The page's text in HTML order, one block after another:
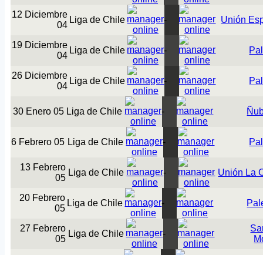
12 Diciembre
04
Liga de Chile - Unión
19 Diciembre
04
Liga de Chile -
26 Diciembre
04
Liga de Chile -
30 Enero 05 Liga de Chile -
6 Febrero 05 Liga de Chile -
13 Febrero
05
Liga de Chile - Unión La
20 Febrero
05
Liga de Chile -
27 Febrero
05
Liga de Chile -